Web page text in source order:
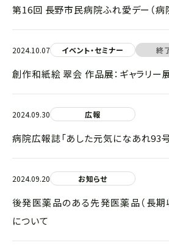
第16回 長野市民病院ふれ愛デー（病
2024.10.07 イベント・セミナー 終
創作和紙絵 翠会 作品展：ギャラリー展
2024.09.30 広報
病院広報誌「あした元気になあれ93
2024.09.20 お知らせ
後発医薬品のある先発医薬品（長期
について